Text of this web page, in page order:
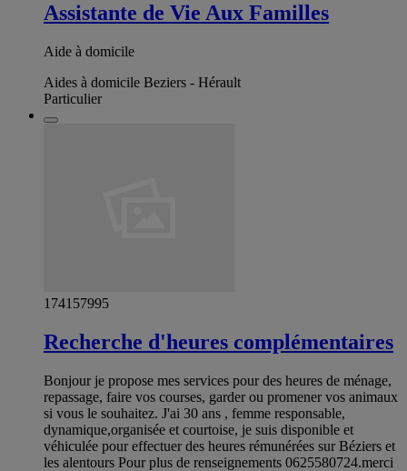
Assistante de Vie Aux Familles
Aide à domicile
Aides à domicile Beziers - Hérault
Particulier
174157995
Recherche d'heures complémentaires
Bonjour je propose mes services pour des heures de ménage,
repassage, faire vos courses, garder ou promener vos animaux
si vous le souhaitez. J'ai 30 ans , femme responsable,
dynamique,organisée et courtoise, je suis disponible et
véhiculée pour effectuer des heures rémunérées sur Béziers et
les alentours Pour plus de renseignements 0625580724.merci